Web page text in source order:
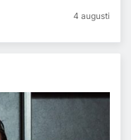
4 augusti